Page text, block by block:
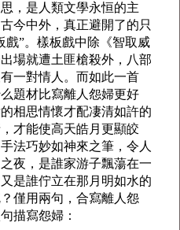
，是人類文學永恒的主
今中外，真正避開了的只
戲”。樣板戲中除《智取威
場就遭土匪槍殺外，八部
一對情人。而如此一首
題材比寫離人怨婦更好
相思情懷才配凄清如許的
才能使高天皓月更顯皎
法巧妙如神來之筆，令人
夜，是誰家游子飄蕩在一
是誰佇立在那月明如水的
僅用兩句，合寫離人怨
描寫怨婦：